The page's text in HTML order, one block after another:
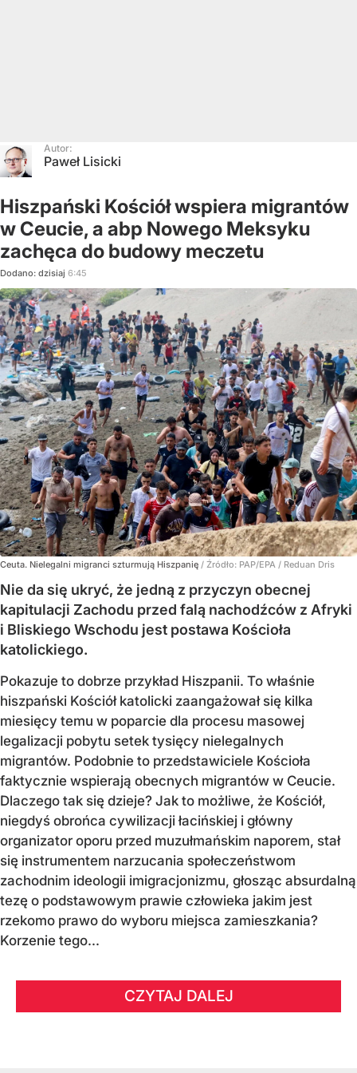
Autor:
Paweł Lisicki
Hiszpański Kościół wspiera migrantów
w Ceucie, a abp Nowego Meksyku
zachęca do budowy meczetu
Dodano: dzisiaj 6:45
Ceuta. Nielegalni migranci szturmują Hiszpanię / Źródło: PAP/EPA / Reduan Dris
Nie da się ukryć, że jedną z przyczyn obecnej
kapitulacji Zachodu przed falą nachodźców z Afryki
i Bliskiego Wschodu jest postawa Kościoła
katolickiego.
Pokazuje to dobrze przykład Hiszpanii. To właśnie
hiszpański Kościół katolicki zaangażował się kilka
miesięcy temu w poparcie dla procesu masowej
legalizacji pobytu setek tysięcy nielegalnych
migrantów. Podobnie to przedstawiciele Kościoła
faktycznie wspierają obecnych migrantów w Ceucie.
Dlaczego tak się dzieje? Jak to możliwe, że Kościół,
niegdyś obrońca cywilizacji łacińskiej i główny
organizator oporu przed muzułmańskim naporem, stał
się instrumentem narzucania społeczeństwom
zachodnim ideologii imigracjonizmu, głosząc absurdalną
tezę o podstawowym prawie człowieka jakim jest
rzekomo prawo do wyboru miejsca zamieszkania?
Korzenie tego...
CZYTAJ DALEJ